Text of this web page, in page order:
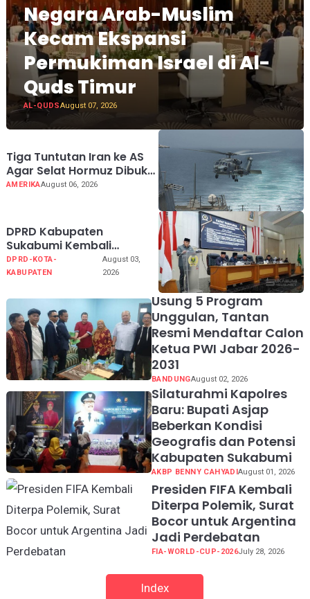
Negara Arab-Muslim
Kecam Ekspansi
Permukiman Israel di Al-
Quds Timur
AL-QUDSAugust 07, 2026
Tiga Tuntutan Iran ke AS
Agar Selat Hormuz Dibuka
Kembali
AMERIKAAugust 06, 2026
DPRD Kabupaten
Sukabumi Kembali
Melaksanakan Rapat
Paripurna Tahun Sidang
DPRD-KOTA-
KABUPATEN
August 03,
2026
Usung 5 Program
Unggulan, Tantan
Resmi Mendaftar Calon
Ketua PWI Jabar 2026-
2031
BANDUNGAugust 02, 2026
Silaturahmi Kapolres
Baru: Bupati Asjap
Beberkan Kondisi
Geografis dan Potensi
Kabupaten Sukabumi
AKBP BENNY CAHYADIAugust 01, 2026
Presiden FIFA Kembali
Diterpa Polemik, Surat
Bocor untuk Argentina
Jadi Perdebatan
FIA-WORLD-CUP-2026July 28, 2026
Index